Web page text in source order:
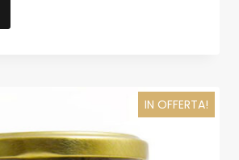
IN OFFERTA!